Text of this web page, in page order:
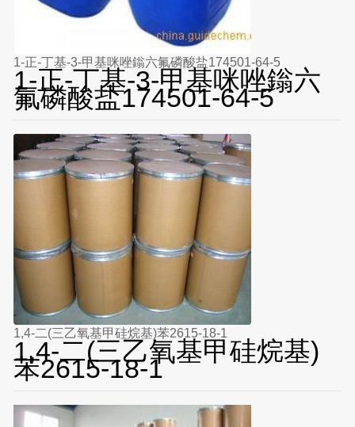
1-正-丁基-3-甲基咪唑鎓六氟磷酸盐174501-64-5
1-正-丁基-3-甲基咪唑鎓六
氟磷酸盐174501-64-5
1,4-二(三乙氧基甲硅烷基)苯2615-18-1
1,4-二(三乙氧基甲硅烷基)
苯2615-18-1